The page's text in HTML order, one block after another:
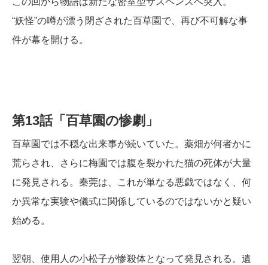
“妖怪”の噂が漂う閉ざされた百草園で、再び不可解な事
件が幕を開ける。
第13話「百草園の惨劇」
百草園では不穏な出来事が続いていた。薬畑が何者かに
荒らされ、さらに梅園では腹を裂かれた猫の死体が大量
に発見される。秦莞は、これが単なる悪戯ではなく、何
か異常な実験や儀式に関係しているのではないかと疑い
始める。
翌朝、使用人の小松子が惨殺体となって発見される。遺